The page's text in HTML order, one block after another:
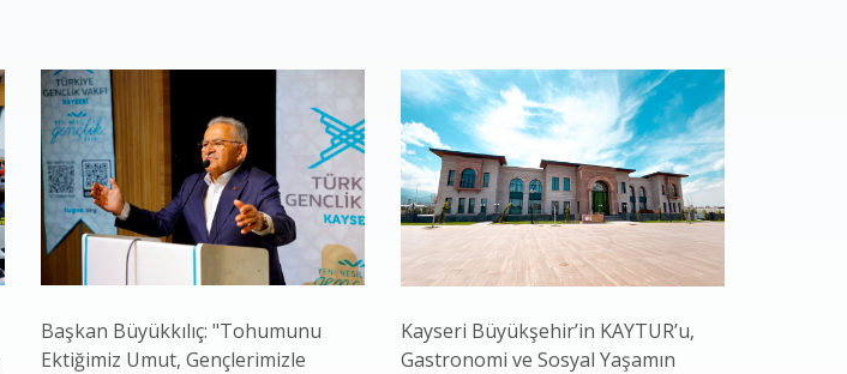
Başkan Büyükkılıç: "Tohumunu
Ektiğimiz Umut, Gençlerimizle
Kayseri Büyükşehir’in KAYTUR’u,
Gastronomi ve Sosyal Yaşamın